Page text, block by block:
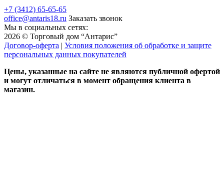
+7 (3412) 65-65-65
office@antaris18.ru Заказать звонок
Мы в социальных сетях:
2026 © Торговый дом “Антарис”
Договор-оферта | Условия положения об обработке и защите
персональных данных покупателей
Цены, указанные на сайте не являются публичной офертой
и могут отличаться в момент обращения клиента в
магазин.